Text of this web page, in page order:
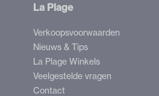
La Plage
Verkoopsvoorwaarden
Nieuws & Tips
La Plage Winkels
Veelgestelde vragen
Contact